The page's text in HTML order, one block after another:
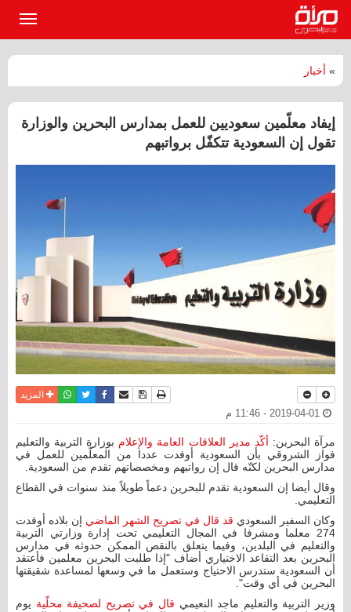
» أخبار
إيفاد معلّمين سعوديين للعمل بمدارس البحرين والوزارة
تقول إن السعودية تتكفّل برواتبهم
نسخة للطباعة
حفظ الموضوع
أرسل الى صديق
فيسبوكتويترواتسابالمزيد
مرآة البحرين: أكّد مدير العلاقات العامة والإعلام بوزارة التربية والتعليم
فواز الشروقي بأن السعودية أوفدت عددا من المعلّمين للعمل في
مدارس البحرين لكنّه قال إن رواتبهم ومخصصاتهم تقدم من السعودية.
وقال أيضا إن السعودية تقدم للبحرين دعماً طويلاً منذ سنوات في القطاع
التعليمي.
وكان السفير السعودي قد قال في تصريح الشهر الماضي إن بلاده أوفدت
274 معلما ومشرفا في المجال التعليمي تحت إدارة وزارتي التربية
والتعليم في البلدين، وفيما يتعلق بالنقص الممكن حدوثه في مدارس
البحرين بعد التقاعد الاختياري أضاف "إذا طلبت البحرين معلمين فأعتقد
أن السعودية ستدرس الاحتياج وستعمل ما في وسعها لمساعدة شقيقتها
البحرين في أي وقت".
وزير التربية والتعليم ماجد النعيمي قال في تصريح لصحيفة محلّية يوم